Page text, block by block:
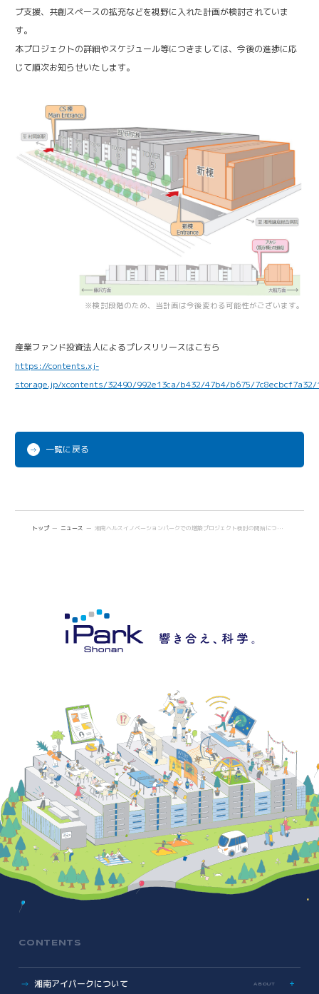
プ支援、共創スペースの拡充などを視野に入れた計画が検討されていま
す。
本プロジェクトの詳細やスケジュール等につきましては、今後の進捗に応
じて順次お知らせいたします。
※検討段階のため、当計画は今後変わる可能性がございます。
産業ファンド投資法人によるプレスリリースはこちら
https://contents.xj-
storage.jp/xcontents/32490/992e13ca/b432/47b4/b675/7c8ecbcf7a32/
一覧に戻る
トップ ニュース 湘南ヘルスイノベーションパークでの増築プロジェクト検討の開始について
CONTENTS
湘南アイパークについて ABOUT